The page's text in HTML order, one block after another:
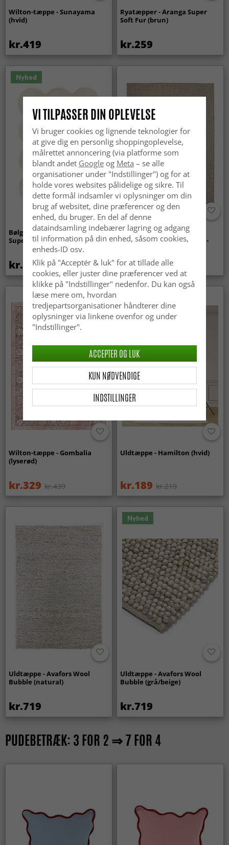
Wilton-tæppe - Sunayama
(hvid)
kr.419
Ryatæpper - Aranga Super
Soft Fur (brun)
kr.259
Nyhed
Bølget ryatæppe - Aranga
Super Soft Fur (beige)
kr.369
Tæpper til
indendørs/udendørs brug -
kr.439
Wilton-tæppe - Gombalia
(lyserød)
kr.329 kr.439
Uldtæppe - Hamilton (hvid)
kr.189 kr.219
Uldtæppe - Avafors Wool
Bubble (natural)
kr.719
Nyhed
Uldtæppe - Avafors Wool
Bubble (grå/beige)
kr.719
PUDEBETRÆK: 3 FOR 2 ⇒ 7 FOR 4
VI TILPASSER DIN OPLEVELSE
Vi bruger cookies og lignende teknologier for
at give dig en personlig shoppingoplevelse,
målrettet annoncering (via platforme som
blandt andet Googleog Meta – se alle
organisationer under "Indstillinger") og for at
holde vores websites pålidelige og sikre. Til
dette formål indsamler vi oplysninger om din
brug af websitet, dine præferencer og den
enhed, du bruger. En del af denne
dataindsamling indebærer lagring og adgang
til information på din enhed, såsom cookies,
enheds-ID osv.
Klik på "Acceptér & luk" for at tillade alle
cookies, eller juster dine præferencer ved at
klikke på "Indstillinger" nedenfor. Du kan også
læse mere om, hvordan
tredjepartsorganisationer håndterer dine
oplysninger via linkene ovenfor og under
"Indstillinger".
INDSTILLINGER
KUN NØDVENDIGE
ACCEPTER OG LUK